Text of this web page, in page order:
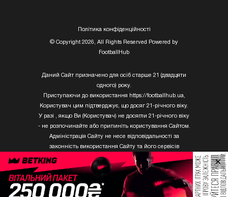
Полiтика конфiденцiйностi
© Copyright 2026, All Rights Reserved Powered by
FootballHub
Даний Сайт призначено для осіб старше 21 (двадцяти
одного) року.
Приступаючи до використання https://footballhub.ua,
Користувач цим підтверджує, що досяг 21-річного віку.
У разі , якщо Ви (Користувач) не досягли 21-річного віку
- не розпочинайте або припиніть користування Сайтом.
Адміністрація Сайту не несе відповідальності за
законність використання Сайту та його сервісів
Користувачем, який не досяг 21-річного віку.
Твори Getty Images, що розміщені на сайті, не можуть
бути використані третіми особами без письмового
×